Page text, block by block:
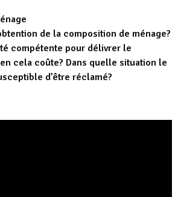
de la composition de ménage?
compétente pour délivrer le
cela coûte? Dans quelle situation le
d’être réclamé?